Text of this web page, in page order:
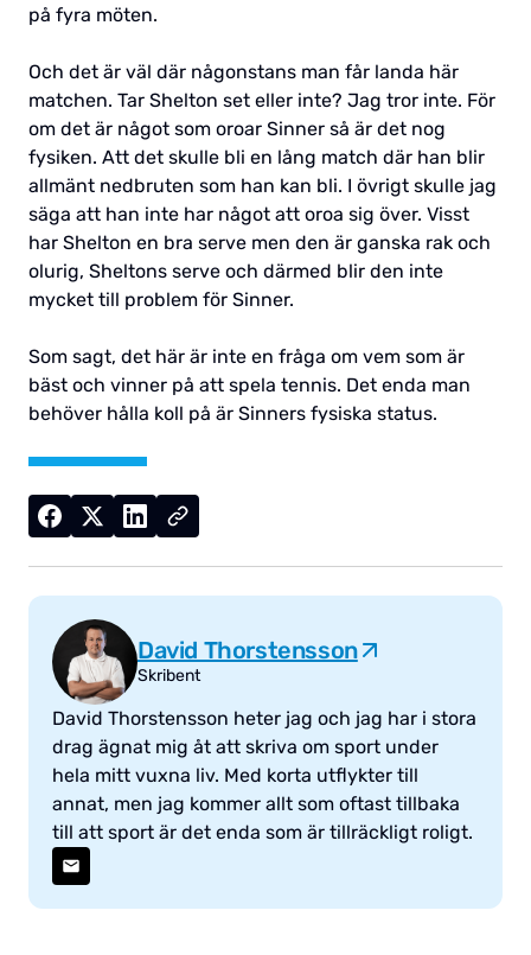
på fyra möten.
Och det är väl där någonstans man får landa här
matchen. Tar Shelton set eller inte? Jag tror inte. För
om det är något som oroar Sinner så är det nog
fysiken. Att det skulle bli en lång match där han blir
allmänt nedbruten som han kan bli. I övrigt skulle jag
säga att han inte har något att oroa sig över. Visst
har Shelton en bra serve men den är ganska rak och
olurig, Sheltons serve och därmed blir den inte
mycket till problem för Sinner.
Som sagt, det här är inte en fråga om vem som är
bäst och vinner på att spela tennis. Det enda man
behöver hålla koll på är Sinners fysiska status.
David Thorstensson
Skribent
David Thorstensson heter jag och jag har i stora
drag ägnat mig åt att skriva om sport under
hela mitt vuxna liv. Med korta utflykter till
annat, men jag kommer allt som oftast tillbaka
till att sport är det enda som är tillräckligt roligt.